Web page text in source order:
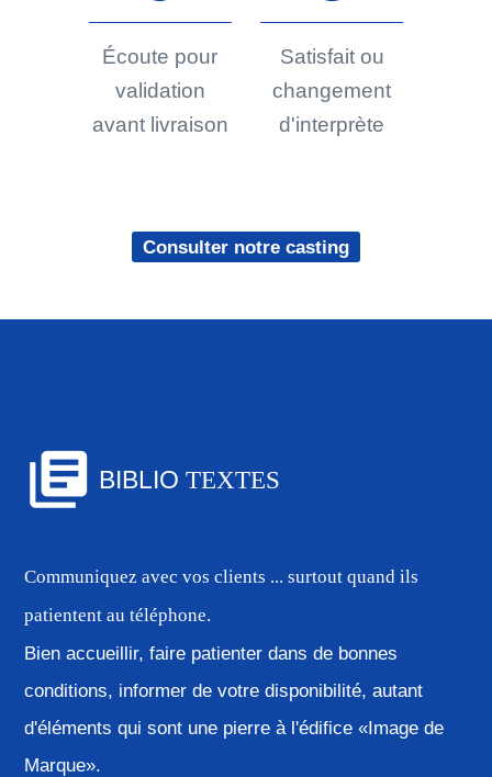
Écoute pour
validation
avant livraison
Satisfait ou
changement
d'interprète
Consulter notre casting
library_books BIBLIOTEXTES
Communiquez avec vos clients ... surtout quand ils
patientent au téléphone.
Bien accueillir, faire patienter dans de bonnes
conditions, informer de votre disponibilité, autant
d'éléments qui sont une pierre à l'édifice «Image de
Marque».